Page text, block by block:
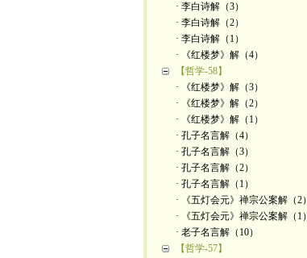
· 李白诗解（3）
· 李白诗解（2）
· 李白诗解（1）
· 《红楼梦》解（4）
【哲学-58】
· 《红楼梦》解（3）
· 《红楼梦》解（2）
· 《红楼梦》解（1）
· 孔子名言解（4）
· 孔子名言解（3）
· 孔子名言解（2）
· 孔子名言解（1）
· 《五灯会元》禅宗公案解（2）
· 《五灯会元》禅宗公案解（1）
· 老子名言解（10）
【哲学-57】